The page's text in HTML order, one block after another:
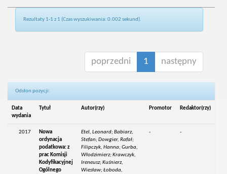
Rezultaty 1-1 z 1 (Czas wyszukiwania: 0.002 sekund).
poprzedni 1 następny
Odsłon pozycji:
Data
wydania
Tytuł Autor(rzy) Promotor Redaktor(rzy)
2017
Nowa
ordynacja
podatkowa: z
prac Komisji
Kodyfikacyjnej
Ogólnego
Etel, Leonard; Babiarz,
Stefan; Dowgier, Rafał;
Filipczyk, Hanna; Gurba,
Włodzimierz; Krawczyk,
Ireneusz; Kuśnierz,
Wiesław; Łoboda,
- -